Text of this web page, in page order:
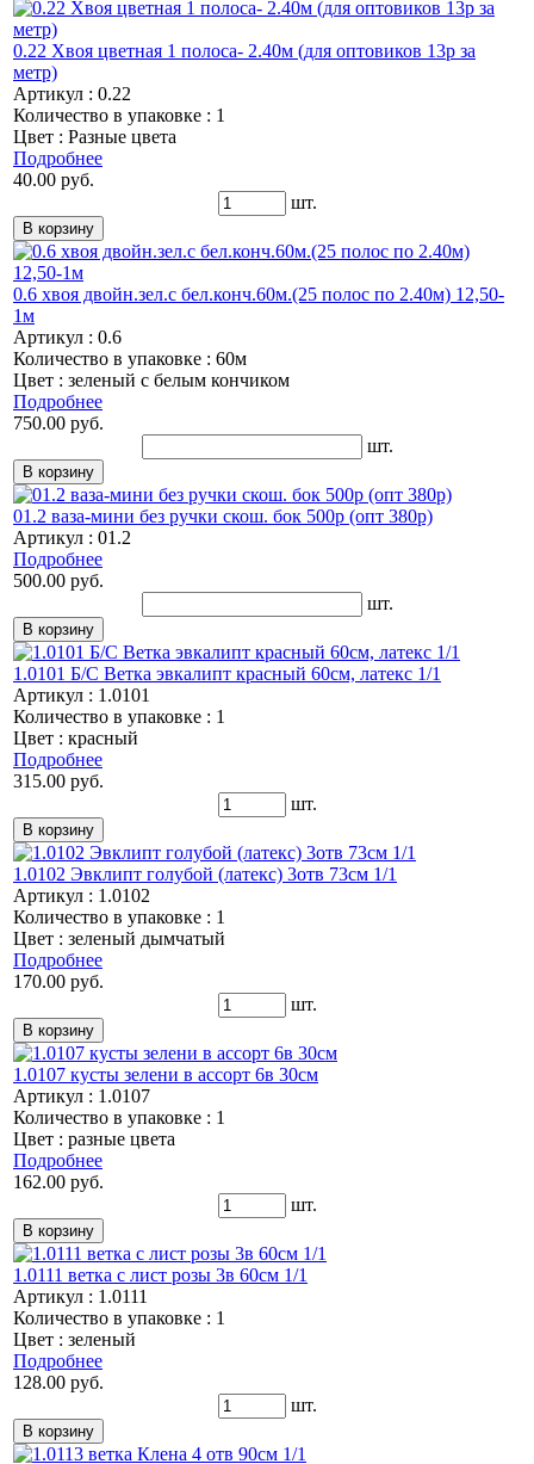
0.22 Хвоя цветная 1 полоса- 2.40м (для оптовиков 13р за
метр)
Артикул : 0.22
Количество в упаковке : 1
Цвет : Разные цвета
Подробнее
40.00 руб.
шт.
0.6 хвоя двойн.зел.с бел.конч.60м.(25 полос по 2.40м) 12,50-
1м
Артикул : 0.6
Количество в упаковке : 60м
Цвет : зеленый с белым кончиком
Подробнее
750.00 руб.
шт.
01.2 ваза-мини без ручки скош. бок 500р (опт 380р)
Артикул : 01.2
Подробнее
500.00 руб.
шт.
1.0101 Б/С Ветка эвкалипт красный 60см, латекс 1/1
Артикул : 1.0101
Количество в упаковке : 1
Цвет : красный
Подробнее
315.00 руб.
шт.
1.0102 Эвклипт голубой (латекс) 3отв 73см 1/1
Артикул : 1.0102
Количество в упаковке : 1
Цвет : зеленый дымчатый
Подробнее
170.00 руб.
шт.
1.0107 кусты зелени в ассорт 6в 30см
Артикул : 1.0107
Количество в упаковке : 1
Цвет : разные цвета
Подробнее
162.00 руб.
шт.
1.0111 ветка с лист розы 3в 60см 1/1
Артикул : 1.0111
Количество в упаковке : 1
Цвет : зеленый
Подробнее
128.00 руб.
шт.